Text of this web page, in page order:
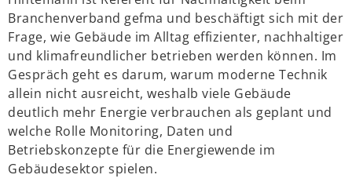
Branchenverband gefma und beschäftigt sich mit der
Frage, wie Gebäude im Alltag effizienter, nachhaltiger
und klimafreundlicher betrieben werden können. Im
Gespräch geht es darum, warum moderne Technik
allein nicht ausreicht, weshalb viele Gebäude
deutlich mehr Energie verbrauchen als geplant und
welche Rolle Monitoring, Daten und
Betriebskonzepte für die Energiewende im
Gebäudesektor spielen.